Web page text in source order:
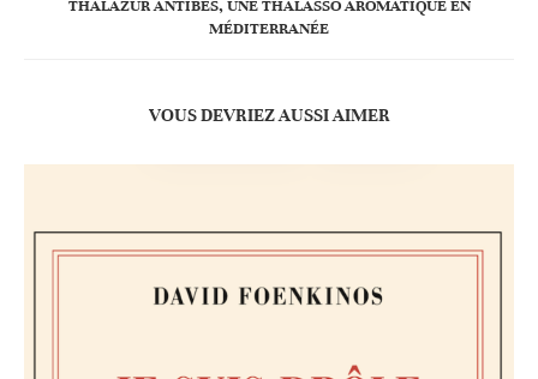
THALAZUR ANTIBES, UNE THALASSO AROMATIQUE EN
MÉDITERRANÉE
VOUS DEVRIEZ AUSSI AIMER